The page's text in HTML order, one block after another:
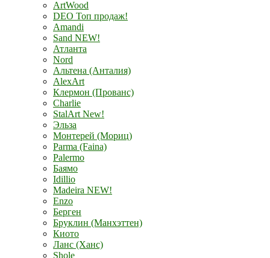
ArtWood
DEO Топ продаж!
Amandi
Sand NEW!
Атланта
Nord
Альтена (Анталия)
AlexArt
Клермон (Прованс)
Charlie
StalArt New!
Эльза
Монтерей (Мориц)
Parma (Faina)
Palermo
Баямо
Idillio
Madeira NEW!
Enzo
Берген
Бруклин (Манхэттен)
Киото
Ланс (Ханс)
Shole